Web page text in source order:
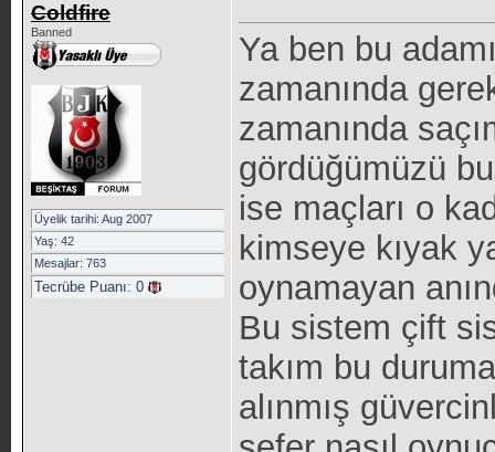
Coldfire
Banned
Üyelik tarihi: Aug 2007
Yaş: 42
Mesajlar: 763
Tecrübe Puanı: 0
Ya ben bu
zamanında
zamanında
gördüğümüzü
ise maçları o
kimseye kıyak
oynamayan
Bu sistem çift
takım bu
alınmış